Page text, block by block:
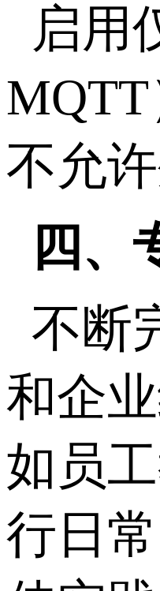
启用
不允
四、
不断
和企
如员
行日